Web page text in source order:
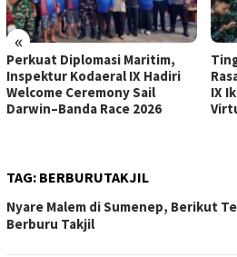
«
Perkuat Diplomasi Maritim,
Inspektur Kodaeral IX Hadiri
Welcome Ceremony Sail
Darwin–Banda Race 2026
IX
TAG: BERBURUTAKJIL
Nyare Malem di Sumenep, Berikut
Berburu Takjil